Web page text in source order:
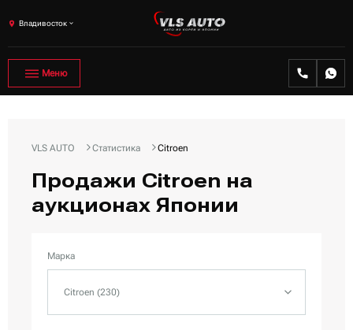
Владивосток
Меню
VLS AUTO Статистика Citroen
Продажи Citroen на
аукционах Японии
Марка
Citroen (230)